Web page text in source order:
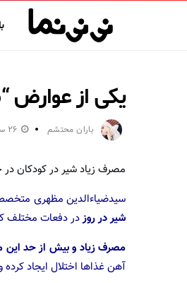
یکی از عوارض
باران محتشم 26 سپتامبر 2019
مصرف زیاد شیر در کودکان
سیدضیاء‌الدین مظهری
شیر در روزدر دفعات مختلف
مصرف زیاد و بیش از حد این
آهن غذاها اختلال ایجاد کرده